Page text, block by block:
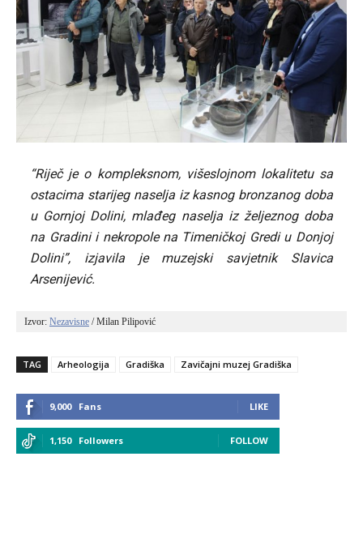
“Riječ je o kompleksnom, višeslojnom lokalitetu sa
ostacima starijeg naselja iz kasnog bronzanog doba
u Gornjoj Dolini, mlađeg naselja iz željeznog doba
na Gradini i nekropole na Timeničkoj Gredi u Donjoj
Dolini”, izjavila je muzejski savjetnik Slavica
Arsenijević.
Izvor: Nezavisne / Milan Pilipović
TAG Arheologija Gradiška Zavičajni muzej Gradiška
9,000 Fans LIKE
1,150 Followers FOLLOW